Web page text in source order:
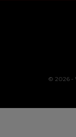
© 2026 -